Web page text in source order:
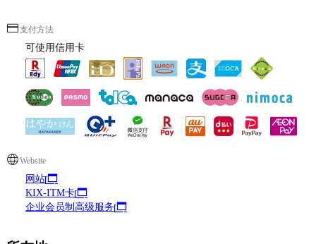
支付方法
可使用信用卡
Website
网站
KIX-ITM卡
企业会员制高级服务